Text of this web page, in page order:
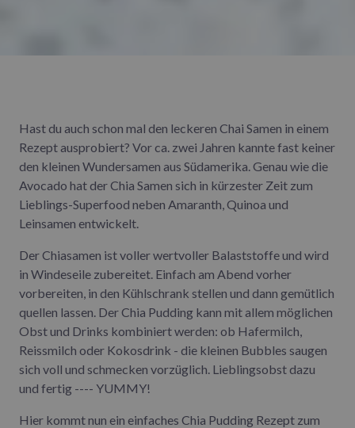
Hast du auch schon mal den leckeren Chai Samen in einem
Rezept ausprobiert? Vor ca. zwei Jahren kannte fast keiner
den kleinen Wundersamen aus Südamerika. Genau wie die
Avocado hat der Chia Samen sich in kürzester Zeit zum
Lieblings-Superfood neben Amaranth, Quinoa und
Leinsamen entwickelt.
Der Chiasamen ist voller wertvoller Balaststoffe und wird
in Windeseile zubereitet. Einfach am Abend vorher
vorbereiten, in den Kühlschrank stellen und dann gemütlich
quellen lassen. Der Chia Pudding kann mit allem möglichen
Obst und Drinks kombiniert werden: ob Hafermilch,
Reissmilch oder Kokosdrink - die kleinen Bubbles saugen
sich voll und schmecken vorzüglich. Lieblingsobst dazu
und fertig ---- YUMMY!
Hier kommt nun ein einfaches Chia Pudding Rezept zum